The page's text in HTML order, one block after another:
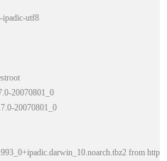
ipadic-utf8
20070801_0
20070801_0
from